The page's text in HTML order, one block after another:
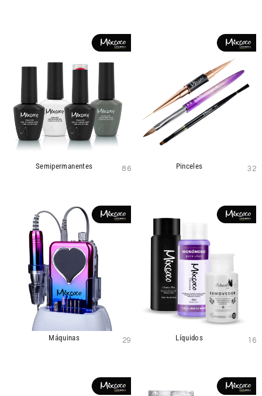
Semipermanentes 86 Pinceles 32
Máquinas 29 Líquidos 16